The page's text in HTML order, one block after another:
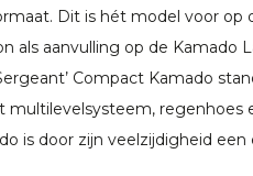
Dit is hét model voor
als aanvulling op de Kamado
Compact Kamado
multilevelsysteem, regenhoes
is door zijn veelzijdigheid